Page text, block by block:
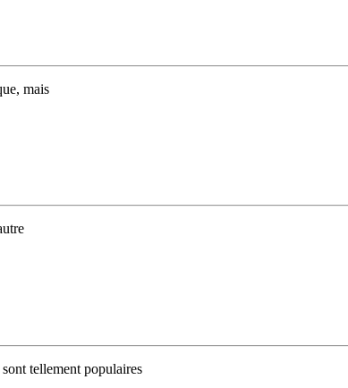
mais
tellement populaires